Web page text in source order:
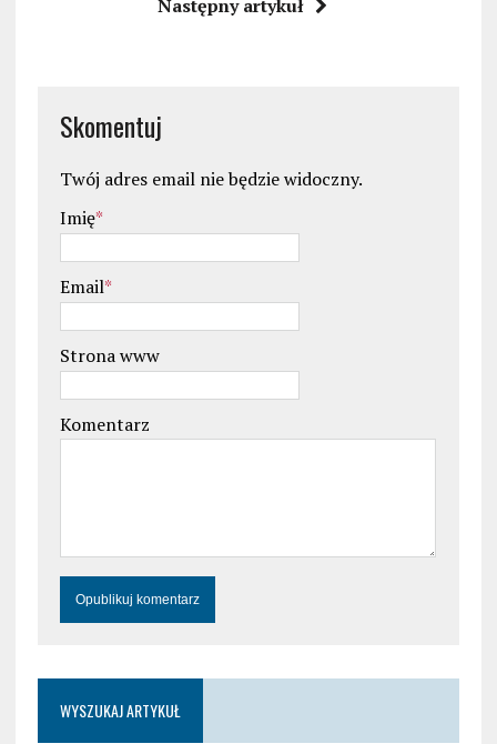
Następny artykuł
Skomentuj
Twój adres email nie będzie widoczny.
Imię*
Email*
Strona www
Komentarz
WYSZUKAJ ARTYKUŁ